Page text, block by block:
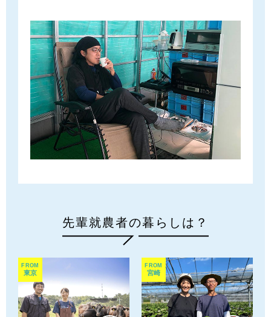
先輩就農者の暮らしは？
FROM
東京
FROM
宮崎